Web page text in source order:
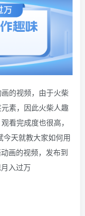
的视频，由于火柴
素，因此火柴人趣
看完成度也很高，
今天就教大家如何用
画的视频，发布到
入过万